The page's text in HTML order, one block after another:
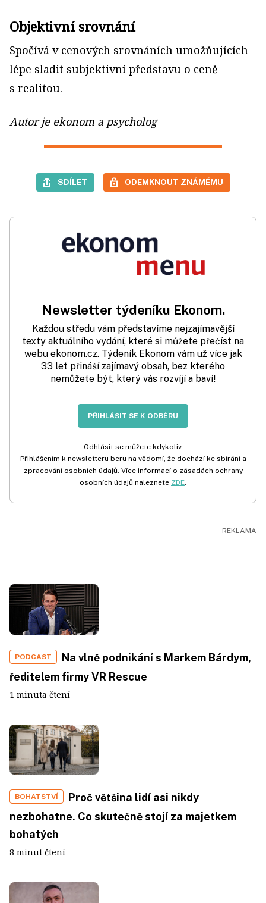
Objektivní srovnání
Spočívá v cenových srovnáních umožňujících
lépe sladit subjektivní představu o ceně
s realitou.
Autor je ekonom a psycholog
SDÍLET ODEMKNOUT ZNÁMÉMU
Newsletter týdeníku Ekonom.
Každou středu vám představíme nejzajímavější
texty aktuálního vydání, které si můžete přečíst na
webu ekonom.cz. Týdeník Ekonom vám už více jak
33 let přináší zajímavý obsah, bez kterého
nemůžete být, který vás rozvíjí a baví!
PŘIHLÁSIT SE K ODBĚRU
Odhlásit se můžete kdykoliv.
Přihlášením k newsletteru beru na vědomí, že dochází ke sbírání a
zpracování osobních údajů. Více informací o zásadách ochrany
osobních údajů naleznete ZDE.
PODCAST
Na vlně podnikání s Markem Bárdym,
ředitelem firmy VR Rescue
1 minuta čtení
BOHATSTVÍ
Proč většina lidí asi nikdy
nezbohatne. Co skutečně stojí za majetkem
bohatých
8 minut čtení